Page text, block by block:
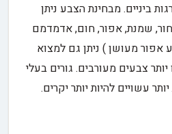
ביניים. מבחינת הצבע ניתן
שמנת, אפור, חום, אדמדמם
אפור מעושן ) ניתן גם למצוא
צבעים מעורבים. גורים בעלי
עשויים להיות יותר יקרים.